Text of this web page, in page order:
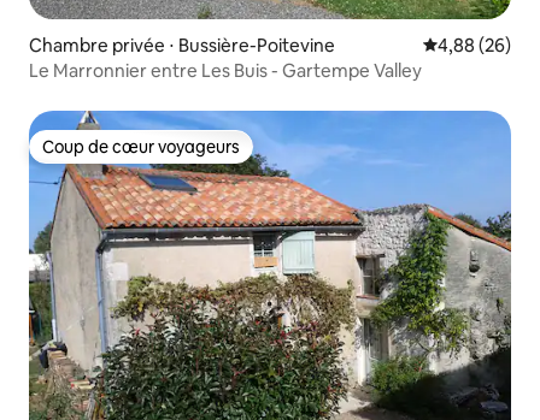
Chambre privée ⋅ Bussière-Poitevine Évaluation
4,88 (26)
Le Marronnier entre Les Buis - Gartempe Valley
Coup de cœur voyageurs
Coup de cœur voyageurs